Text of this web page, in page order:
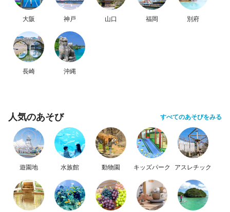
大阪 神戸 山口 福岡 別府
長崎 沖縄
人気のあそび すべてのあそびをみる
遊園地 水族館 動物園 キッズパーク アスレチック